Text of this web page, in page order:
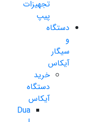
تجهیزات
پیپ
دستگاه
و
سیگار
آیکاس
خرید
دستگاه
آیکاس
Dua